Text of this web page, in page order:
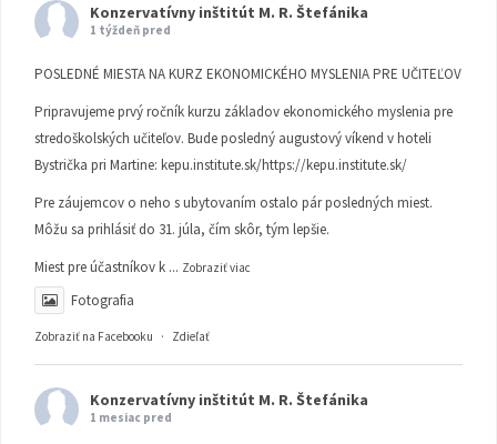
Konzervatívny inštitút M. R. Štefánika
1 týždeň pred
POSLEDNÉ MIESTA NA KURZ EKONOMICKÉHO MYSLENIA PRE UČITEĽOV
Pripravujeme prvý ročník kurzu základov ekonomického myslenia pre
stredoškolských učiteľov. Bude posledný augustový víkend v hoteli
Bystrička pri Martine: kepu.institute.sk/https://kepu.institute.sk/
Pre záujemcov o neho s ubytovaním ostalo pár posledných miest.
Môžu sa prihlásiť do 31. júla, čím skôr, tým lepšie.
Miest pre účastníkov k ... Zobraziť viac
Fotografia
Zobraziť na Facebooku · Zdieľať
Konzervatívny inštitút M. R. Štefánika
1 mesiac pred